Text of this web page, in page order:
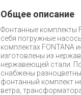
Общее описание
Фонтанные комплекты
себя погружные
комплектах
изготовлены из
нержавеющей стали.
снабжены
фонтанный комплект
ветра,